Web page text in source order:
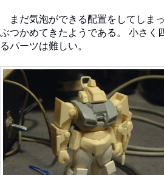
まだ気泡ができる配置をしてしま
ぶつかめてきたようである。 小さく
るパーツは難しい。